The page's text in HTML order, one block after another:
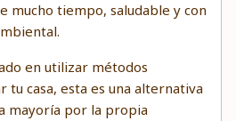
mucho tiempo, saludable y con
en utilizar métodos
tu casa, esta es una alternativa
mayoría por la propia